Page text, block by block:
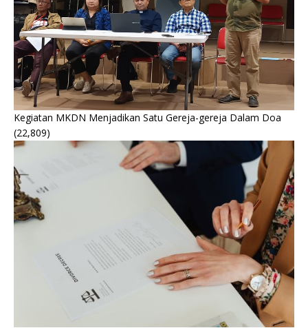
Kegiatan MKDN Menjadikan Satu Gereja-gereja Dalam Doa
(22,809)